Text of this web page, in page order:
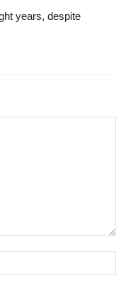
years, despite